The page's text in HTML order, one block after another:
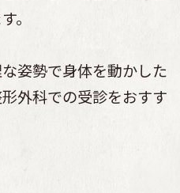
。
姿勢で身体を動かした
外科での受診をおすす